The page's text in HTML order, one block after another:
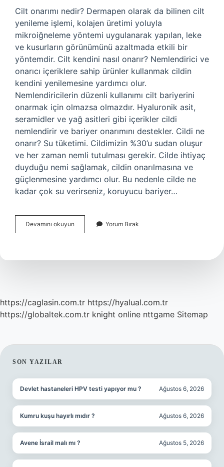
Cilt onarımı nedir? Dermapen olarak da bilinen cilt
yenileme işlemi, kolajen üretimi yoluyla
mikroiğneleme yöntemi uygulanarak yapılan, leke
ve kusurların görünümünü azaltmada etkili bir
yöntemdir. Cilt kendini nasıl onarır? Nemlendirici ve
onarıcı içeriklere sahip ürünler kullanmak cildin
kendini yenilemesine yardımcı olur.
Nemlendiricilerin düzenli kullanımı cilt bariyerini
onarmak için olmazsa olmazdır. Hyaluronik asit,
seramidler ve yağ asitleri gibi içerikler cildi
nemlendirir ve bariyer onarımını destekler. Cildi ne
onarır? Su tüketimi. Cildimizin %30’u sudan oluşur
ve her zaman nemli tutulması gerekir. Cilde ihtiyaç
duyduğu nemi sağlamak, cildin onarılmasına ve
güçlenmesine yardımcı olur. Bu nedenle cilde ne
kadar çok su verirseniz, koruyucu bariyer…
Devamını okuyun
Onarımı
Yorum Bırak
https://caglasin.com.tr https://hyalual.com.tr
https://globaltek.com.tr knight online nttgame Sitemap
SIDEBAR
SON YAZILAR
Devlet hastaneleri HPV testi yapıyor mu ? Ağustos 6, 2026
Kumru kuşu hayırlı mıdır ? Ağustos 6, 2026
Avene İsrail malı mı ? Ağustos 5, 2026